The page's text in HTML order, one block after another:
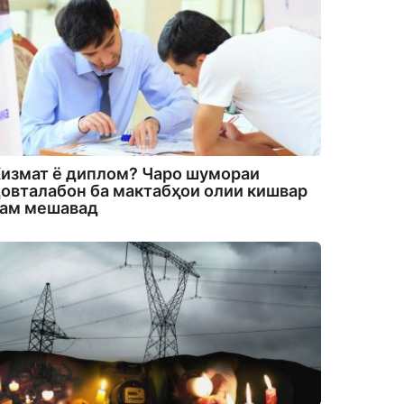
ё диплом? Чаро шумораи
ба мактабҳои олии кишвар
мешавад